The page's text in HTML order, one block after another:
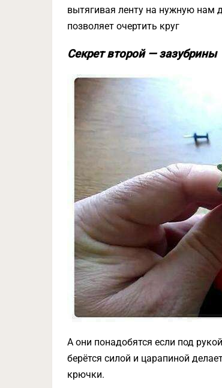
вытягивая ленту на нужную нам
позволяет очертить круг
Секрет второй — зазубрины
А они понадобятся если под
берётся силой и царапиной
крючки.